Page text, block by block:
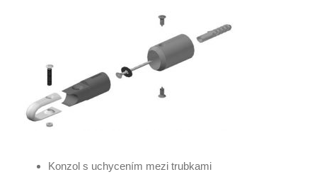
Konzol s uchycením mezi trubkami